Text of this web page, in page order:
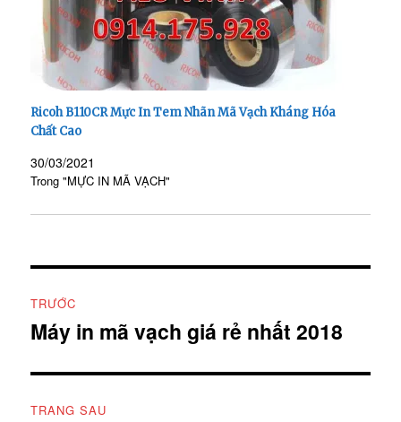
Ricoh B110CR Mực In Tem Nhãn Mã Vạch Kháng Hóa
Chất Cao
30/03/2021
Trong "MỰC IN MÃ VẠCH"
hướng
viết
TRƯỚC
Bài
trước:
Máy in mã vạch giá rẻ nhất 2018
TRANG SAU